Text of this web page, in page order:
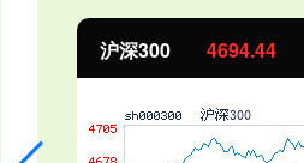
北证50 1134.24